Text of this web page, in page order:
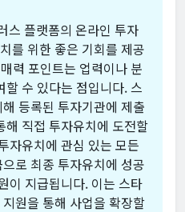
스 플랫폼의 온라인 투자
를 위한 좋은 기회를 제공
력 포인트는 업력이나 분
수 있다는 점입니다. 스
등록된 투자기관에 제출
해 직접 투자유치에 도전할
자유치에 관심 있는 모든
로 최종 투자유치에 성공
이 지급됩니다. 이는 스타
원을 통해 사업을 확장할